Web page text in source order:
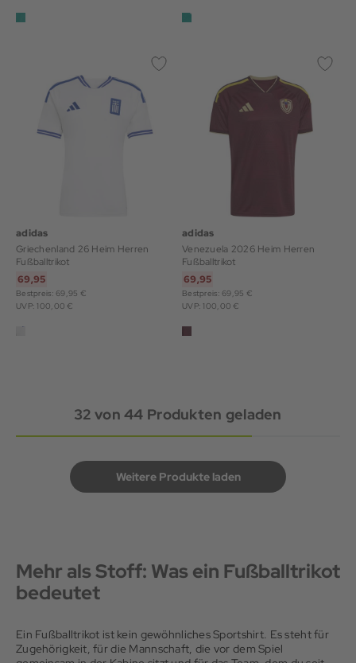
adidas
Griechenland 26 Heim Herren
Fußballtrikot
69,95
Bestpreis: 69,95 €
UVP: 100,00 €
adidas
Venezuela 2026 Heim Herren
Fußballtrikot
69,95
Bestpreis: 69,95 €
UVP: 100,00 €
32 von44 Produkten geladen
Weitere Produkte laden
Mehr als Stoff: Was ein Fußballtrikot
bedeutet
Ein Fußballtrikot ist kein gewöhnliches Sportshirt. Es steht für
Zugehörigkeit, für die Mannschaft, die vor dem Spiel